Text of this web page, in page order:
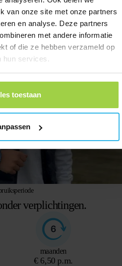
van onze site met onze partners
en analyse. Deze partners
met andere informatie
of die ze hebben verzameld op
hun services.
toestaan
verplichtingen.
maanden
€ 6,50 p.m.